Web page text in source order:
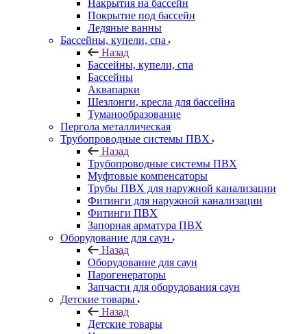
Накрытия на бассейн
Покрытие под бассейн
Ледяные ванны
Бассейны, купели, спа
Назад
Бассейны, купели, спа
Бассейны
Аквапарки
Шезлонги, кресла для бассейна
Туманообразование
Пергола металлическая
Трубопроводные системы ПВХ
Назад
Трубопроводные системы ПВХ
Муфтовые компенсаторы
Трубы ПВХ для наружной канализации
Фитинги для наружной канализации
Фитинги ПВХ
Запорная арматура ПВХ
Оборудование для саун
Назад
Оборудование для саун
Парогенераторы
Запчасти для оборудования саун
Детские товары
Назад
Детские товары